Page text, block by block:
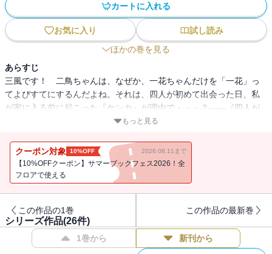
カートに入れる
お気に入り
試し読み
ほかの巻を見る
あらすじ
三風です！ 二鳥ちゃんは、なぜか、一花ちゃんだけを「一花」っ
てよびすてにするんだよね。それは、四人が初めて出会った日、私
が家に入る前に起こった『ケンカ』が理由で・・・？――《四人が
出会った最初の最初》湊くんのお誕生日のお話《二人をつなぐプレ
レー》、カゼをひいた一花ちゃんを、妹三人でがんばってお世話し
て看病するお話《もし、カゼを引いたら？》が読めるよ！最新刊ま
で読んでいなくても、『四つ子ぐらし（1）』を読んだ後にすぐ読め
もっと見る
クーポン対象 10%OFF 2026.08.11まで
【10%OFFクーポン】サマーブックフェス2026！全
フロアで使える
この作品の1巻 この作品の最新巻
シリーズ作品(26件)
1巻から 新刊から